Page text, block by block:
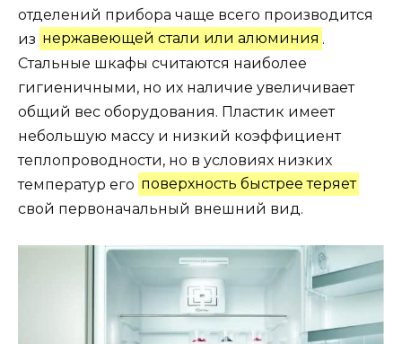
отделений прибора чаще всего производится
из нержавеющей стали или алюминия .
Стальные шкафы считаются наиболее
гигиеничными, но их наличие увеличивает
общий вес оборудования. Пластик имеет
небольшую массу и низкий коэффициент
теплопроводности, но в условиях низких
температур его поверхность быстрее теряет
свой первоначальный внешний вид.